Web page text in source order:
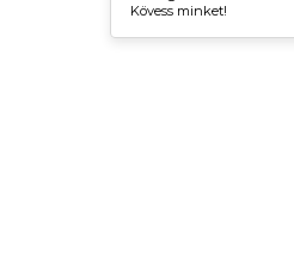
Kövess minket!